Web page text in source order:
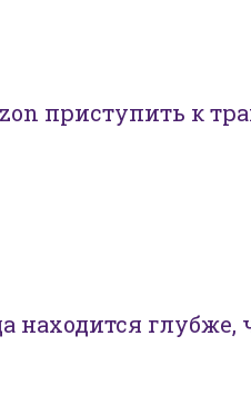
приступить к
находится глубже,